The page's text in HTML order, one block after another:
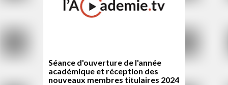
Séance d'ouverture de l'année
académique et réception des
nouveaux membres titulaires 2024